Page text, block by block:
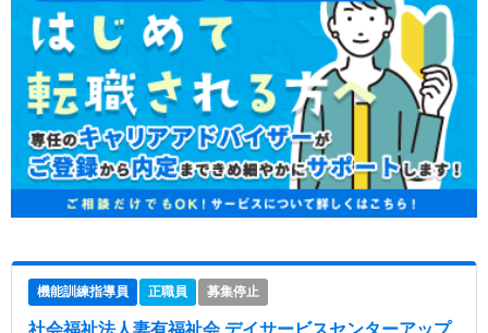
機能訓練指導員 正職員 募集停止